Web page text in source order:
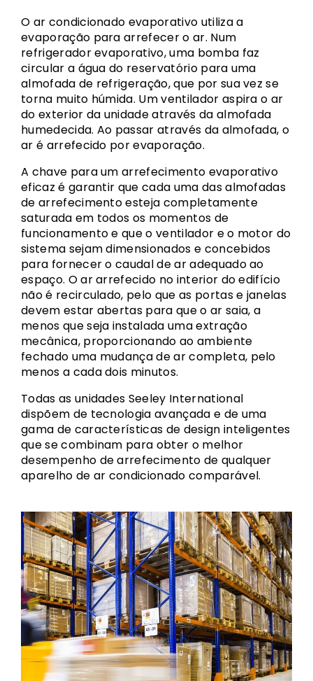
O ar condicionado evaporativo utiliza a
evaporação para arrefecer o ar. Num
refrigerador evaporativo, uma bomba faz
circular a água do reservatório para uma
almofada de refrigeração, que por sua vez se
torna muito húmida. Um ventilador aspira o ar
do exterior da unidade através da almofada
humedecida. Ao passar através da almofada, o
ar é arrefecido por evaporação.
A chave para um arrefecimento evaporativo
eficaz é garantir que cada uma das almofadas
de arrefecimento esteja completamente
saturada em todos os momentos de
funcionamento e que o ventilador e o motor do
sistema sejam dimensionados e concebidos
para fornecer o caudal de ar adequado ao
espaço. O ar arrefecido no interior do edifício
não é recirculado, pelo que as portas e janelas
devem estar abertas para que o ar saia, a
menos que seja instalada uma extração
mecânica, proporcionando ao ambiente
fechado uma mudança de ar completa, pelo
menos a cada dois minutos.
Todas as unidades Seeley International
dispõem de tecnologia avançada e de uma
gama de características de design inteligentes
que se combinam para obter o melhor
desempenho de arrefecimento de qualquer
aparelho de ar condicionado comparável.